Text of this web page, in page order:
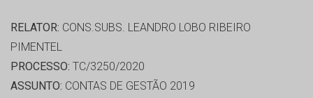
RELATOR: CONS.SUBS. LEANDRO LOBO RIBEIRO
PIMENTEL
PROCESSO: TC/3250/2020
ASSUNTO: CONTAS DE GESTÃO 2019